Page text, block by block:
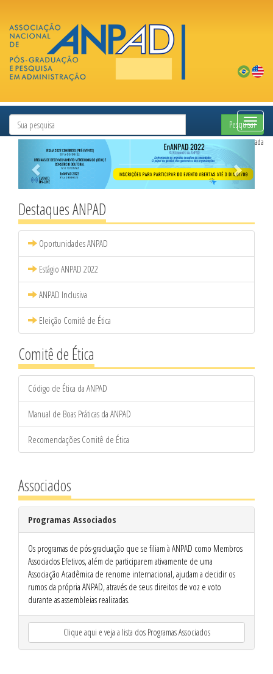
Pesquisar
Pesquisa Avançada
Destaques ANPAD
Oportunidades ANPAD
Estágio ANPAD 2022
ANPAD Inclusiva
Eleição Comitê de Ética
Comitê de Ética
Código de Ética da ANPAD
Manual de Boas Práticas da ANPAD
Recomendações Comitê de Ética
Associados
Programas Associados
Os programas de pós-graduação que se filiam à ANPAD como Membros
Associados Efetivos, além de participarem ativamente de uma
Associação Acadêmica de renome internacional, ajudam a decidir os
rumos da própria ANPAD, através de seus direitos de voz e voto
durante as assembleias realizadas.
Clique aqui e veja a lista dos Programas Associados